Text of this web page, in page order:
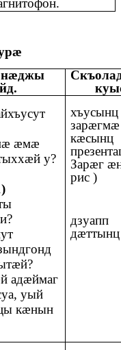
æмæ
у?
адæймаг
уый
кæнын
хъусынц
кæсынц
Зарæг
рис )
дзуапп
дæттынц